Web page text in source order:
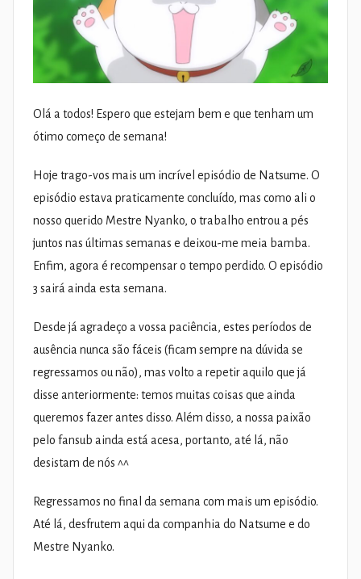
Olá a todos! Espero que estejam bem e que tenham um
ótimo começo de semana!
Hoje trago-vos mais um incrível episódio de Natsume. O
episódio estava praticamente concluído, mas como ali o
nosso querido Mestre Nyanko, o trabalho entrou a pés
juntos nas últimas semanas e deixou-me meia bamba.
Enfim, agora é recompensar o tempo perdido. O episódio
3 sairá ainda esta semana.
Desde já agradeço a vossa paciência, estes períodos de
ausência nunca são fáceis (ficam sempre na dúvida se
regressamos ou não), mas volto a repetir aquilo que já
disse anteriormente: temos muitas coisas que ainda
queremos fazer antes disso. Além disso, a nossa paixão
pelo fansub ainda está acesa, portanto, até lá, não
desistam de nós ^^
Regressamos no final da semana com mais um episódio.
Até lá, desfrutem aqui da companhia do Natsume e do
Mestre Nyanko.